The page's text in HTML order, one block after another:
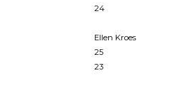
24
Ellen Kroes
25
23